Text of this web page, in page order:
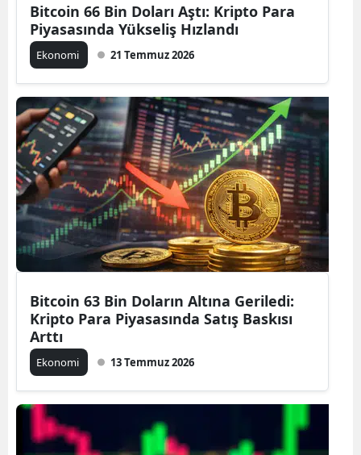
Bitcoin 66 Bin Doları Aştı: Kripto Para
Piyasasında Yükseliş Hızlandı
Ekonomi 21 Temmuz 2026
Bitcoin 63 Bin Doların Altına Geriledi:
Kripto Para Piyasasında Satış Baskısı
Arttı
Ekonomi 13 Temmuz 2026